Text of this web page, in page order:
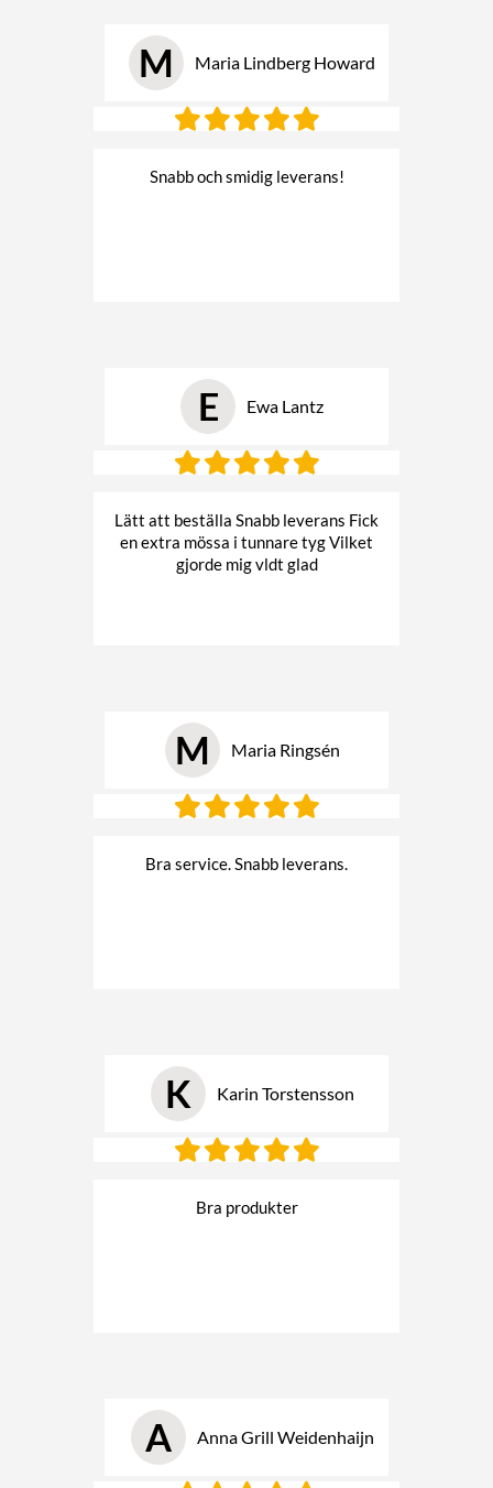
M Maria Lindberg Howard
Snabb och smidig leverans!
E Ewa Lantz
Lätt att beställa Snabb leverans Fick
en extra mössa i tunnare tyg Vilket
gjorde mig vldt glad
M Maria Ringsén
Bra service. Snabb leverans.
K Karin Torstensson
Bra produkter
A Anna Grill Weidenhaijn